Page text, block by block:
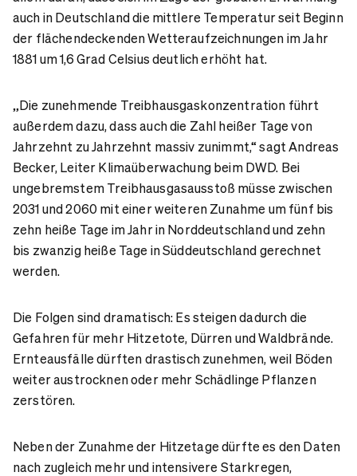
auch in Deutschland die mittlere Temperatur seit Beginn
der flächendeckenden Wetteraufzeichnungen im Jahr
1881 um 1,6 Grad Celsius deutlich erhöht hat.
„Die zunehmende Treibhausgaskonzentration führt
außerdem dazu, dass auch die Zahl heißer Tage von
Jahrzehnt zu Jahrzehnt massiv zunimmt,“ sagt Andreas
Becker, Leiter Klimaüberwachung beim DWD. Bei
ungebremstem Treibhausgasausstoß müsse zwischen
2031 und 2060 mit einer weiteren Zunahme um fünf bis
zehn heiße Tage im Jahr in Norddeutschland und zehn
bis zwanzig heiße Tage in Süddeutschland gerechnet
werden.
Die Folgen sind dramatisch: Es steigen dadurch die
Gefahren für mehr Hitzetote, Dürren und Waldbrände.
Ernteausfälle dürften drastisch zunehmen, weil Böden
weiter austrocknen oder mehr Schädlinge Pflanzen
zerstören.
Neben der Zunahme der Hitzetage dürfte es den Daten
nach zugleich mehr und intensivere Starkregen,